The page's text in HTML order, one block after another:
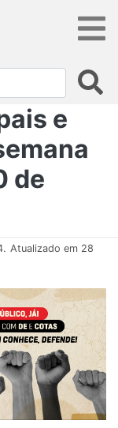
e
de
Atualizado em 28